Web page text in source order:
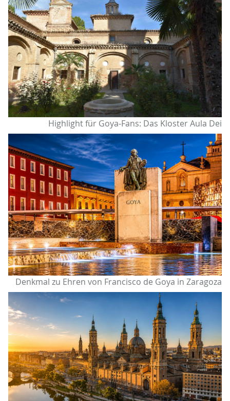
Highlight für Goya-Fans: Das Kloster Aula Dei
Denkmal zu Ehren von Francisco de Goya in Zaragoza